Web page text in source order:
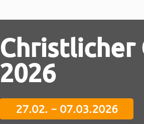
Christlicher
2026
27.02. - 07.03.2026